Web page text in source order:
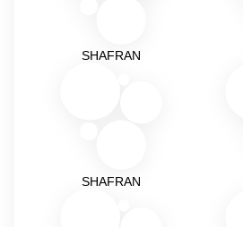
SHAFRAN
SHAFRAN